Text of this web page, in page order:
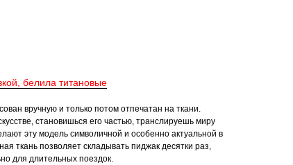
белила титановые
вручную и только потом отпечатан на ткани.
становишься его частью, транслируешь миру
эту модель символичной и особенно актуальной в
ткань позволяет складывать пиджак десятки раз,
для длительных поездок.